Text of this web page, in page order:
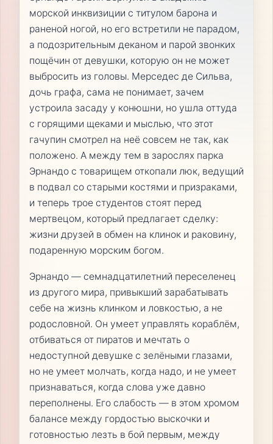
морской инквизиции с титулом барона и
раненой ногой, но его встретили не парадом,
а подозрительным деканом и парой звонких
пощёчин от девушки, которую он не может
выбросить из головы. Мерседес де Сильва,
дочь графа, сама не понимает, зачем
устроила засаду у конюшни, но ушла оттуда
с горящими щеками и мыслью, что этот
гачупин смотрел на неё совсем не так, как
положено. А между тем в зарослях парка
Эрнандо с товарищем откопали люк, ведущий
в подвал со старыми костями и призраками,
и теперь трое студентов стоят перед
мертвецом, который предлагает сделку:
жизни друзей в обмен на клинок и раковину,
подаренную морским богом.
Эрнандо — семнадцатилетний переселенец
из другого мира, привыкший зарабатывать
себе на жизнь клинком и ловкостью, а не
родословной. Он умеет управлять кораблём,
отбиваться от пиратов и мечтать о
недоступной девушке с зелёными глазами,
но не умеет молчать, когда надо, и не умеет
признаваться, когда слова уже давно
переполнены. Его слабость — в этом хромом
балансе между гордостью выскочки и
готовностью лезть в бой первым, между